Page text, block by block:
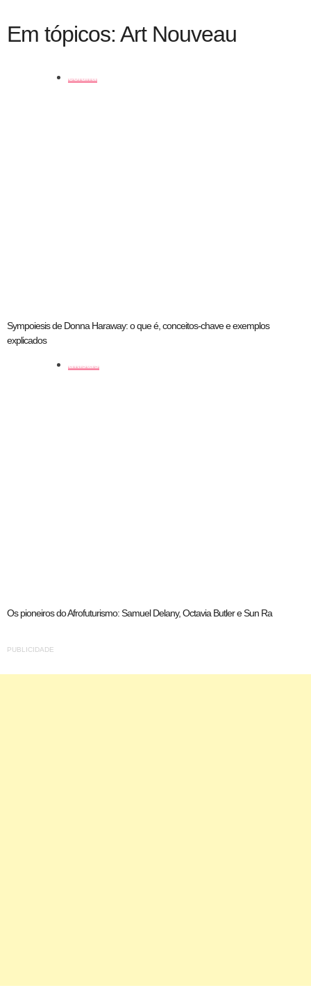
Em tópicos: Art Nouveau
coluna
Sympoiesis de Donna Haraway: o que é, conceitos-chave e exemplos
explicados
artistas
Os pioneiros do Afrofuturismo: Samuel Delany, Octavia Butler e Sun Ra
PUBLICIDADE